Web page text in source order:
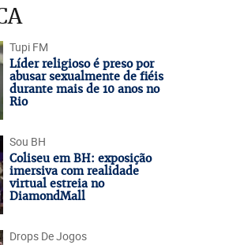
Tupi FM
Líder religioso é preso por
abusar sexualmente de fiéis
durante mais de 10 anos no
Rio
Sou BH
Coliseu em BH: exposição
imersiva com realidade
virtual estreia no
DiamondMall
Drops De Jogos